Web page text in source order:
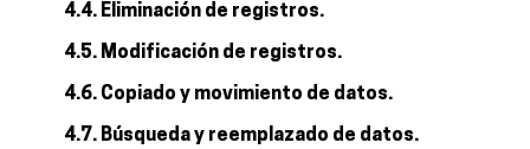
4.4. Eliminación de registros.
4.5. Modificación de registros.
4.6. Copiado y movimiento de datos.
4.7. Búsqueda y reemplazado de datos.